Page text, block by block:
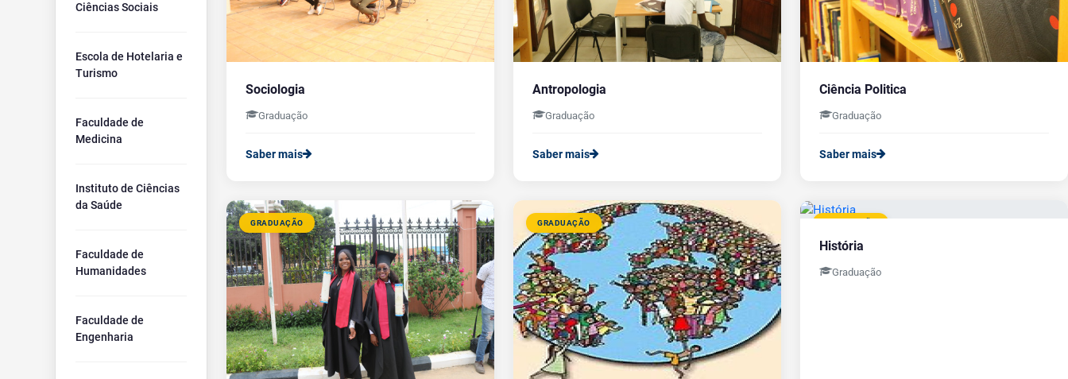
Sociologia
Graduação
Saber mais
Antropologia
Graduação
Saber mais
Ciência Politica
Graduação
Saber mais
GRADUAÇÃO GRADUAÇÃO
História
Graduação
Ciências Sociais
Escola de Hotelaria e
Turismo
Faculdade de
Medicina
Instituto de Ciências
da Saúde
Faculdade de
Humanidades
Faculdade de
Engenharia